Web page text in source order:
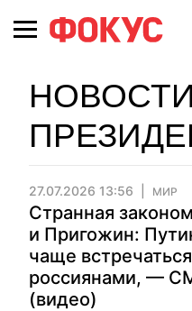
НОВОСТИ
27.07.2026 13:56 МИР
Странная
и Пригожин:
чаще
россиянами, —
(видео)